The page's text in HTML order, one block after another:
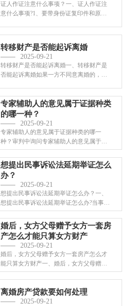
证人作证注意什么事项？一、证人作证注
意什么事项?1、要带身份证复印件和原
转移财产是否能起诉离婚
2025-09-21
转移财产是否能起诉离婚一、转移财产是
否能起诉离婚如果一方不同意离婚的，就
专家辅助人的意见属于证据种类
的哪一种？
2025-09-21
专家辅助人的意见属于证据种类的哪一
种？审判中询问专家辅助人的意见属于证
据种类的哪···
想提出民事诉讼法延期举证怎么
办？
2025-09-21
想提出民事诉讼法延期举证怎么办？一、
想提出民事诉讼法延期举证怎么办?当事人
在该期限···
婚后，女方父母赠予女方一套房
产怎么才能只算女方财产
2025-09-21
婚后，女方父母赠予女方一套房产怎么才
能只算女方财产一、婚后，女方父母赠予
女方一套···
离婚房产贷款要如何处理
2025-09-21